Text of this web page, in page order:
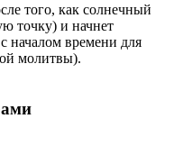
того, как солнечный
точку) и начнет
началом времени для
молитвы).